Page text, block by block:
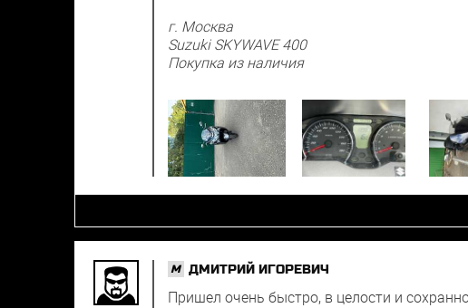
г. Москва
Suzuki SKYWAVE 400
Покупка из наличия
M ДМИТРИЙ ИГОРЕВИЧ
Пришел очень быстро, в целости и